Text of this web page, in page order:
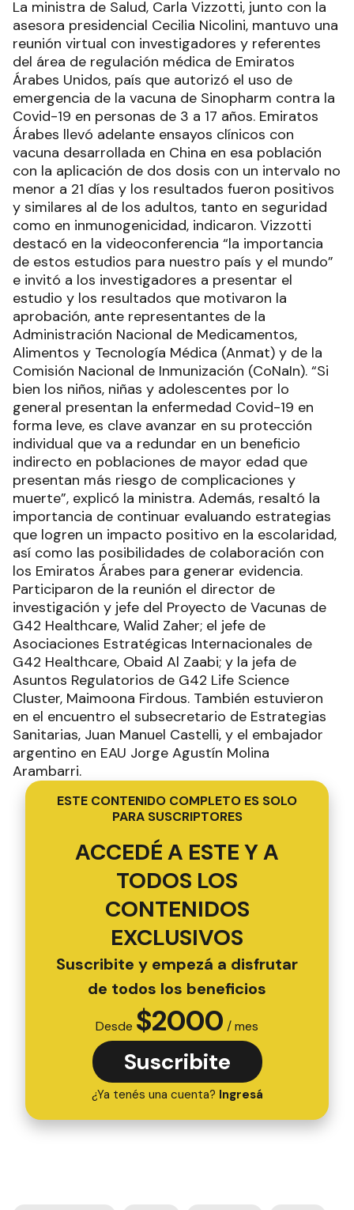
La ministra de Salud, Carla Vizzotti, junto con la
asesora presidencial Cecilia Nicolini, mantuvo una
reunión virtual con investigadores y referentes
del área de regulación médica de Emiratos
Árabes Unidos, país que autorizó el uso de
emergencia de la vacuna de Sinopharm contra la
Covid-19 en personas de 3 a 17 años. Emiratos
Árabes llevó adelante ensayos clínicos con
vacuna desarrollada en China en esa población
con la aplicación de dos dosis con un intervalo no
menor a 21 días y los resultados fueron positivos
y similares al de los adultos, tanto en seguridad
como en inmunogenicidad, indicaron. Vizzotti
destacó en la videoconferencia “la importancia
de estos estudios para nuestro país y el mundo”
e invitó a los investigadores a presentar el
estudio y los resultados que motivaron la
aprobación, ante representantes de la
Administración Nacional de Medicamentos,
Alimentos y Tecnología Médica (Anmat) y de la
Comisión Nacional de Inmunización (CoNaIn). “Si
bien los niños, niñas y adolescentes por lo
general presentan la enfermedad Covid-19 en
forma leve, es clave avanzar en su protección
individual que va a redundar en un beneficio
indirecto en poblaciones de mayor edad que
presentan más riesgo de complicaciones y
muerte”, explicó la ministra. Además, resaltó la
importancia de continuar evaluando estrategias
que logren un impacto positivo en la escolaridad,
así como las posibilidades de colaboración con
los Emiratos Árabes para generar evidencia.
Participaron de la reunión el director de
investigación y jefe del Proyecto de Vacunas de
G42 Healthcare, Walid Zaher; el jefe de
Asociaciones Estratégicas Internacionales de
G42 Healthcare, Obaid Al Zaabi; y la jefa de
Asuntos Regulatorios de G42 Life Science
Cluster, Maimoona Firdous. También estuvieron
en el encuentro el subsecretario de Estrategias
Sanitarias, Juan Manuel Castelli, y el embajador
argentino en EAU Jorge Agustín Molina
Arambarri.
ESTE CONTENIDO COMPLETO ES SOLO
PARA SUSCRIPTORES
ACCEDÉ A ESTE Y A
TODOS LOS
CONTENIDOS
EXCLUSIVOS
Suscribite y empezá a disfrutar
de todos los beneficios
Desde $2000 / mes
Suscribite
¿Ya tenés una cuenta? Ingresá